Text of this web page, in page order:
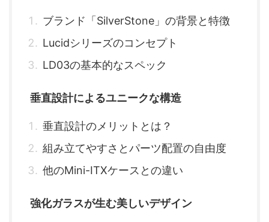
ブランド「SilverStone」の背景と特徴
Lucidシリーズのコンセプト
LD03の基本的なスペック
垂直設計によるユニークな構造
垂直設計のメリットとは？
組み立てやすさとパーツ配置の自由度
他のMini-ITXケースとの違い
強化ガラスが生む美しいデザイン